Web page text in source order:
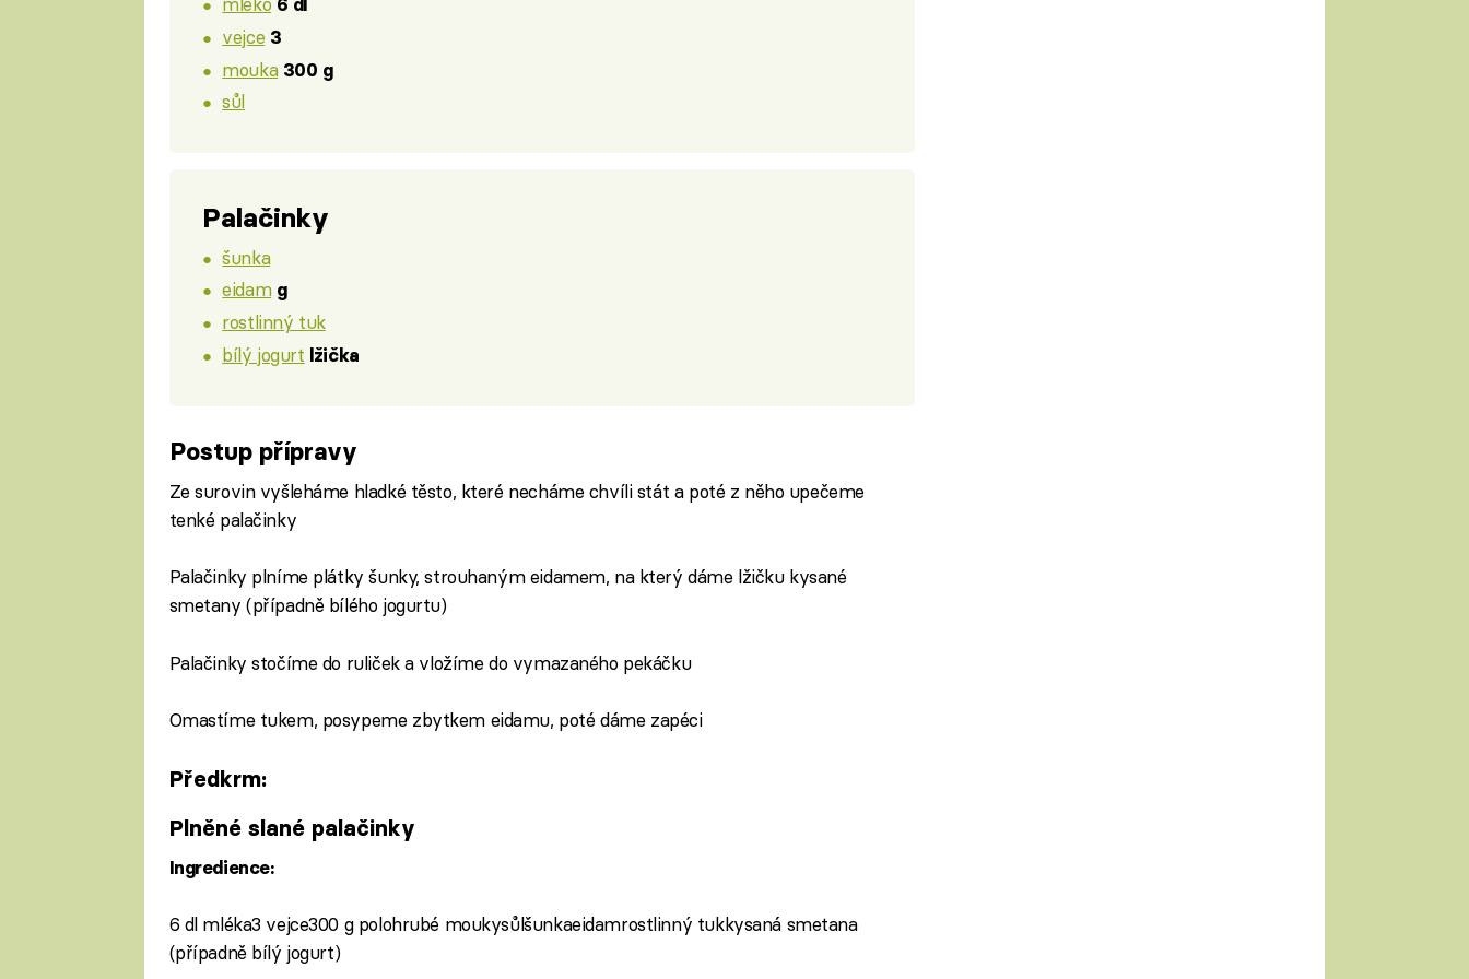
6 dl
vejce 3
mouka 300 g
sůl
Palačinky
šunka
eidam g
rostlinný tuk
bílý jogurt lžička
Postup přípravy
Ze surovin vyšleháme hladké těsto, které necháme chvíli stát a poté z něho upečeme
tenké palačinky
Palačinky plníme plátky šunky, strouhaným eidamem, na který dáme lžičku kysané
smetany (případně bílého jogurtu)
Palačinky stočíme do ruliček a vložíme do vymazaného pekáčku
Omastíme tukem, posypeme zbytkem eidamu, poté dáme zapéci
Předkrm:
Plněné slané palačinky
Ingredience:
6 dl mléka3 vejce300 g polohrubé moukysůlšunkaeidamrostlinný tukkysaná smetana
(případně bílý jogurt)